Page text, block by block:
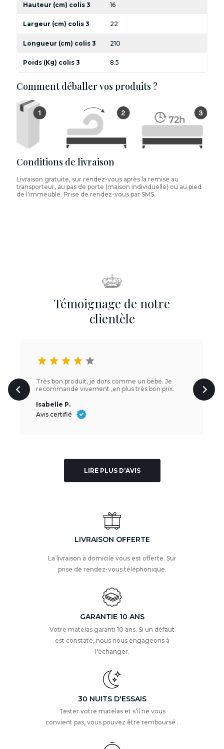
Hauteur (cm) colis 3 16
Largeur (cm) colis 3 22
Longueur (cm) colis 3 210
Poids (Kg) colis 3 8.5
Comment déballer vos produits ?
Conditions de livraison
Livraison gratuite, sur rendez-vous après la remise au
transporteur, au pas de porte (maison individuelle) ou au pied
de l'immeuble. Prise de rendez-vous par SMS.
Témoignage de notre
clientèle
star star star star star
Très bon produit, je dors comme un bébé. Je
recommande vivement ,en plus très bon prix.
Isabelle P.
Avis certifié
LIRE PLUS D’AVIS
LIVRAISON OFFERTE
La livraison à domicile vous est offerte. Sur
prise de rendez-vous téléphonique.
GARANTIE 10 ANS
Votre matelas garanti 10 ans. Si un défaut
est constaté, nous nous engageons à
l'échanger.
30 NUITS D'ESSAIS
Tester votre matelas et s’il ne vous
convient pas, vous pouvez être remboursé .